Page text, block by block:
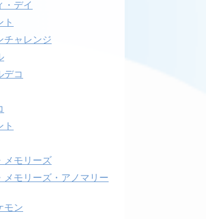
・デイ
ト
チャレンジ
デコ
ト
メモリーズ
メモリーズ・アノマリー
モン